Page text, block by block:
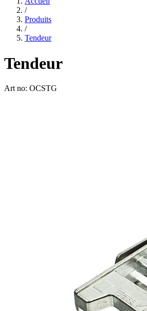
/
Produits
/
Tendeur
Tendeur
Art no: OCSTG